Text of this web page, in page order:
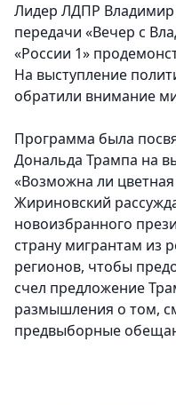
Лидер ЛДПР
передачи «Вечер с
«России 1»
На выступление
обратили внимание
Программа была
Дональда Трампа на
«Возможна ли
Жириновский
новоизбранного
страну мигрантам из
регионов, чтобы
счел предложение
размышления о том,
предвыборные